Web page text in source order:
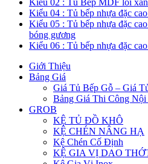
Kiểu 04 : Tủ bếp nhựa đặc
Kiểu 05 : Tủ bếp nhựa đặc
bóng gương
Kiểu 06 : Tủ bếp nhựa đặc
Giới Thiệu
Bảng Giá
Giá Tủ Bếp Gỗ – Giá
Bảng Giá Thi Công Nội
GROB
KỆ TỦ ĐỒ KHÔ
KỆ CHÉN NÂNG HẠ
Kệ Chén Cố Định
KỆ GIA VỊ DAO